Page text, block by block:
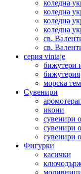
коледна
коледна
коледна
коледна
св.
св.
серия vintaje
бижутери
бижутерия
морска
Сувенири
икони
сувенири
сувенири
сувенири
Фигурки
касички